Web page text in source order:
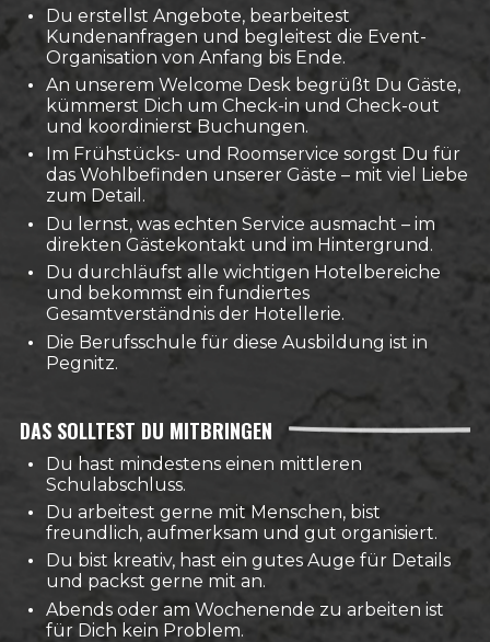
Du erstellst Angebote, bearbeitest
Kundenanfragen und begleitest die Event-
Organisation von Anfang bis Ende.
An unserem Welcome Desk begrüßt Du Gäste,
kümmerst Dich um Check-in und Check-out
und koordinierst Buchungen.
Im Frühstücks- und Roomservice sorgst Du für
das Wohlbefinden unserer Gäste – mit viel Liebe
zum Detail.
Du lernst, was echten Service ausmacht – im
direkten Gästekontakt und im Hintergrund.
Du durchläufst alle wichtigen Hotelbereiche
und bekommst ein fundiertes
Gesamtverständnis der Hotellerie.
Die Berufsschule für diese Ausbildung ist in
Pegnitz.
DAS SOLLTEST DU MITBRINGEN
Du hast mindestens einen mittleren
Schulabschluss.
Du arbeitest gerne mit Menschen, bist
freundlich, aufmerksam und gut organisiert.
Du bist kreativ, hast ein gutes Auge für Details
und packst gerne mit an.
Abends oder am Wochenende zu arbeiten ist
für Dich kein Problem.